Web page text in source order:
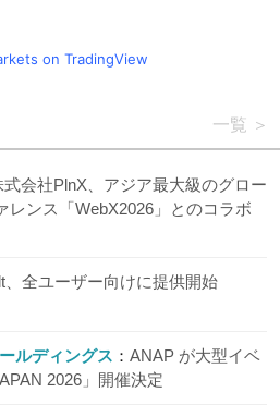
on TradingView
一覧
式会社PlnX、アジア最大級のグロー
レンス「WebX2026」とのコラボ
、全ユーザー向けに提供開始
ルディングス
ANAP が大型イベ
2026」開催決定